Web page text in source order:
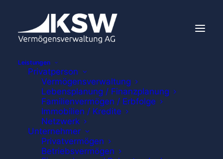
Leistungen
Privatperson
Vermögensverwaltung
Lebensplanung / Finanzplanung
Familienvermögen / Erbfolge
Immobilien / Kredite
Netzwerk
Unternehmer
Privatvermögen
Betriebsvermögen
KSW Perspektiven
2. Ausgabe 2026